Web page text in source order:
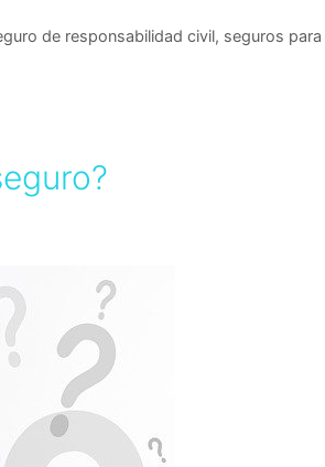
de responsabilidad civil, seguros